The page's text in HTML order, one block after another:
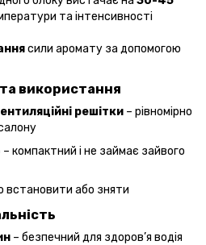
та інтенсивності
сили аромату за допомогою
використання
решітки – рівномірно
– компактний і не займає зайвого
встановити або зняти
– безпечний для здоров’я водія